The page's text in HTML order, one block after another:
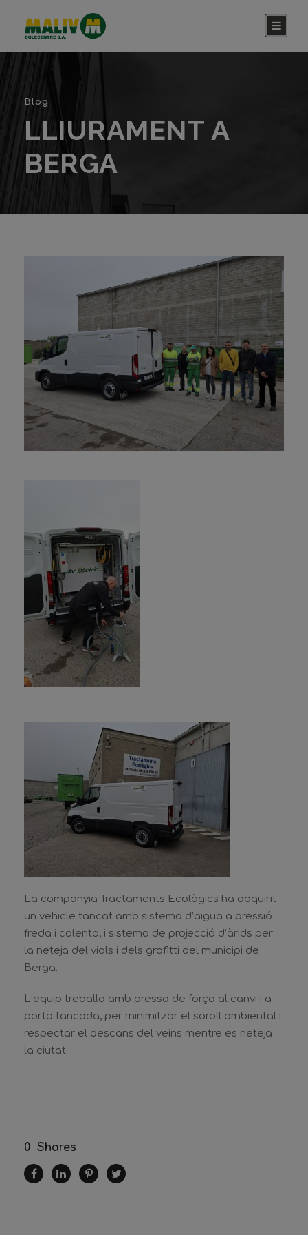
Blog
LLIURAMENT A
BERGA
La companyia Tractaments Ecològics ha adquirit
un vehicle tancat amb sistema d’aigua a pressió
freda i calenta, i sistema de projecció d’àrids per
la neteja del vials i dels grafitti del municipi de
Berga.
L’equip treballa amb pressa de força al canvi i a
porta tancada, per minimitzar el soroll ambiental i
respectar el descans del veins mentre es neteja
la ciutat.
0 Shares